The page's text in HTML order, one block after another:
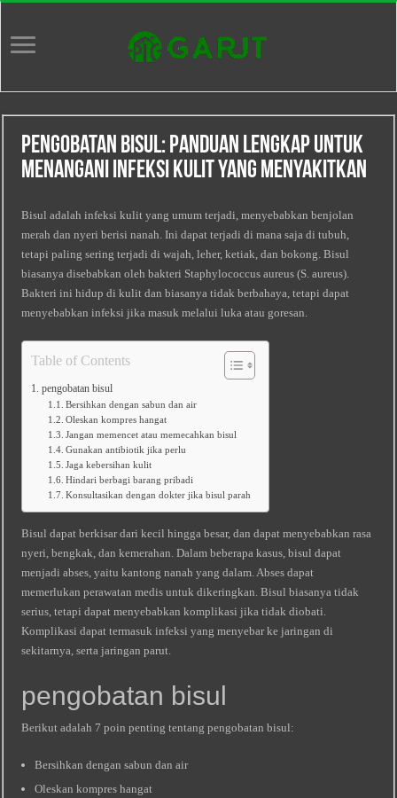
Pengobatan Bisul: Panduan Lengkap untuk
Menangani Infeksi Kulit yang Menyakitkan
Bisul adalah infeksi kulit yang umum terjadi, menyebabkan benjolan
merah dan nyeri berisi nanah. Ini dapat terjadi di mana saja di tubuh,
tetapi paling sering terjadi di wajah, leher, ketiak, dan bokong. Bisul
biasanya disebabkan oleh bakteri Staphylococcus aureus (S. aureus).
Bakteri ini hidup di kulit dan biasanya tidak berbahaya, tetapi dapat
menyebabkan infeksi jika masuk melalui luka atau goresan.
Table of Contents
pengobatan bisul
Bersihkan dengan sabun dan air
Oleskan kompres hangat
Jangan memencet atau memecahkan bisul
Gunakan antibiotik jika perlu
Jaga kebersihan kulit
Hindari berbagi barang pribadi
Konsultasikan dengan dokter jika bisul parah
Bisul dapat berkisar dari kecil hingga besar, dan dapat menyebabkan rasa
nyeri, bengkak, dan kemerahan. Dalam beberapa kasus, bisul dapat
menjadi abses, yaitu kantong nanah yang dalam. Abses dapat
memerlukan perawatan medis untuk dikeringkan. Bisul biasanya tidak
serius, tetapi dapat menyebabkan komplikasi jika tidak diobati.
Komplikasi dapat termasuk infeksi yang menyebar ke jaringan di
sekitarnya, serta jaringan parut.
pengobatan bisul
Berikut adalah 7 poin penting tentang pengobatan bisul:
Bersihkan dengan sabun dan air
Oleskan kompres hangat